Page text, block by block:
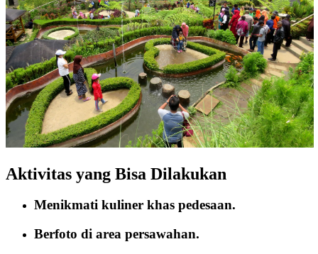
Aktivitas yang Bisa Dilakukan
Menikmati kuliner khas pedesaan.
Berfoto di area persawahan.